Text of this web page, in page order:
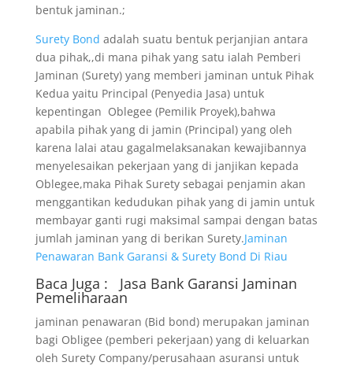
bentuk jaminan.;
Surety Bond adalah suatu bentuk perjanjian antara
dua pihak,,di mana pihak yang satu ialah Pemberi
Jaminan (Surety) yang memberi jaminan untuk Pihak
Kedua yaitu Principal (Penyedia Jasa) untuk
kepentingan Oblegee (Pemilik Proyek),bahwa
apabila pihak yang di jamin (Principal) yang oleh
karena lalai atau gagalmelaksanakan kewajibannya
menyelesaikan pekerjaan yang di janjikan kepada
Oblegee,maka Pihak Surety sebagai penjamin akan
menggantikan kedudukan pihak yang di jamin untuk
membayar ganti rugi maksimal sampai dengan batas
jumlah jaminan yang di berikan Surety.Jaminan
Penawaran Bank Garansi & Surety Bond Di Riau
Baca Juga : Jasa Bank Garansi Jaminan
Pemeliharaan
jaminan penawaran (Bid bond) merupakan jaminan
bagi Obligee (pemberi pekerjaan) yang di keluarkan
oleh Surety Company/perusahaan asuransi untuk